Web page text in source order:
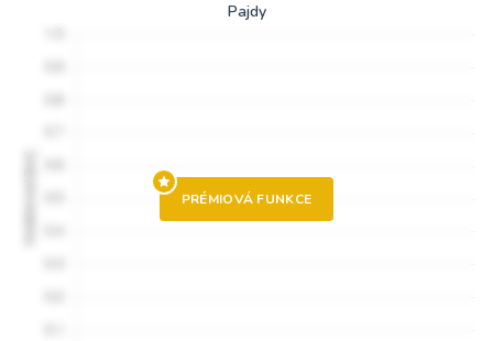
Pajdy
PRÉMIOVÁ FUNKCE